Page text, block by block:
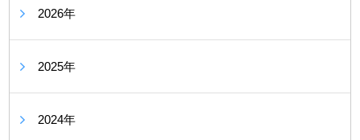
2026年
2025年
2024年